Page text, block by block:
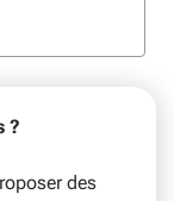
?
des